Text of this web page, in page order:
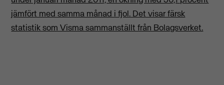
jämfört med samma månad i fjol. Det visar färsk
statistik som Visma sammanställt från Bolagsverket.